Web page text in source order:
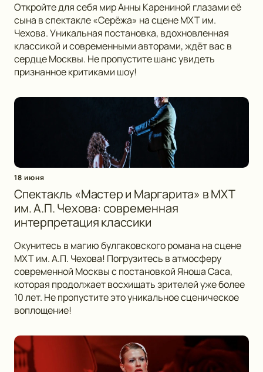
Откройте для себя мир Анны Карениной глазами её
сына в спектакле «Серёжа» на сцене МХТ им.
Чехова. Уникальная постановка, вдохновленная
классикой и современными авторами, ждёт вас в
сердце Москвы. Не пропустите шанс увидеть
признанное критиками шоу!
18 июня
Спектакль «Мастер и Маргарита» в МХТ
им. А.П. Чехова: современная
интерпретация классики
Окунитесь в магию булгаковского романа на сцене
МХТ им. А.П. Чехова! Погрузитесь в атмосферу
современной Москвы с постановкой Яноша Саса,
которая продолжает восхищать зрителей уже более
10 лет. Не пропустите это уникальное сценическое
воплощение!